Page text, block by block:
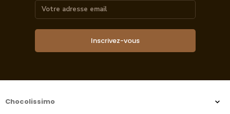
Inscrivez-vous
Chocolissimo